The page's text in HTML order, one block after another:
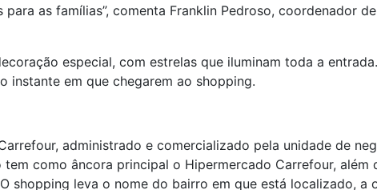
as famílias”, comenta Franklin Pedroso, coordenador
especial, com estrelas que iluminam toda a
instante em que chegarem ao shopping.
administrado e comercializado pela unidade de
como âncora principal o Hipermercado Carrefour, além
shopping leva o nome do bairro em que está localizado, a